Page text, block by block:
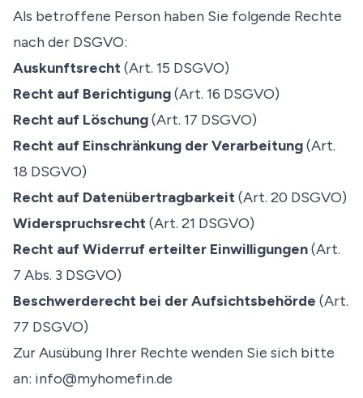
Als betroffene Person haben Sie folgende Rechte
nach der DSGVO:
Auskunftsrecht(Art. 15 DSGVO)
Recht auf Berichtigung(Art. 16 DSGVO)
Recht auf Löschung(Art. 17 DSGVO)
Recht auf Einschränkung der Verarbeitung(Art.
18 DSGVO)
Recht auf Datenübertragbarkeit(Art. 20 DSGVO)
Widerspruchsrecht(Art. 21 DSGVO)
Recht auf Widerruf erteilter Einwilligungen(Art.
7 Abs. 3 DSGVO)
Beschwerderecht bei der Aufsichtsbehörde (Art.
77 DSGVO)
Zur Ausübung Ihrer Rechte wenden Sie sich bitte
an: info@myhomefin.de